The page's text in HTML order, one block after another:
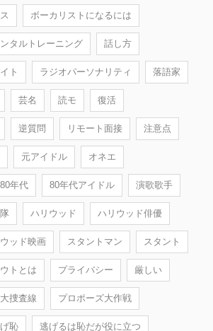
ボーカリストになるには
ンタルトレーニング 話し方
ト ラジオパーソナリティ 落語家
芸名 読モ 復活
逆質問 リモート面接 注意点
元アイドル オネエ
80年代 80年代アイドル 演歌歌手
ハリウッド ハリウッド俳優
ッド映画 スタントマン スタント
トとは プライバシー 厳しい
捜査線 プロポーズ大作戦
恥 逃げるは恥だが役に立つ